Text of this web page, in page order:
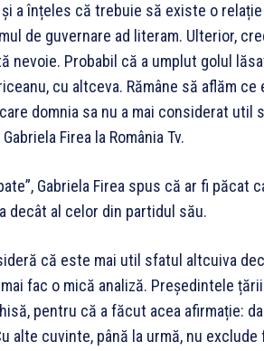
a înțeles că trebuie să existe o
de guvernare ad literam. Ulterior,
nevoie. Probabil că a umplut golul
cu altceva. Rămâne să aflăm ce
domnia sa nu a mai considerat util
Firea la România Tv.
Gabriela Firea spus că ar fi păcat
decât al celor din partidul său.
că este mai util sfatul altcuiva
fac o mică analiză. Președintele
pentru că a făcut acea afirmație:
alte cuvinte, până la urmă, nu exclude